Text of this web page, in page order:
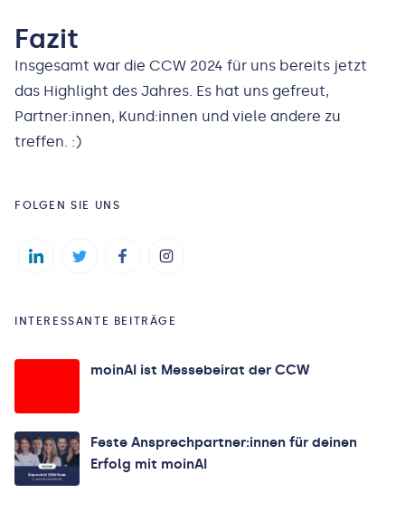
Fazit
Insgesamt war die CCW 2024 für uns bereits jetzt
das Highlight des Jahres. Es hat uns gefreut,
Partner:innen, Kund:innen und viele andere zu
treffen. :)
FOLGEN SIE UNS
INTERESSANTE BEITRÄGE
moinAI ist Messebeirat der CCW
Feste Ansprechpartner:innen für deinen
Erfolg mit moinAI